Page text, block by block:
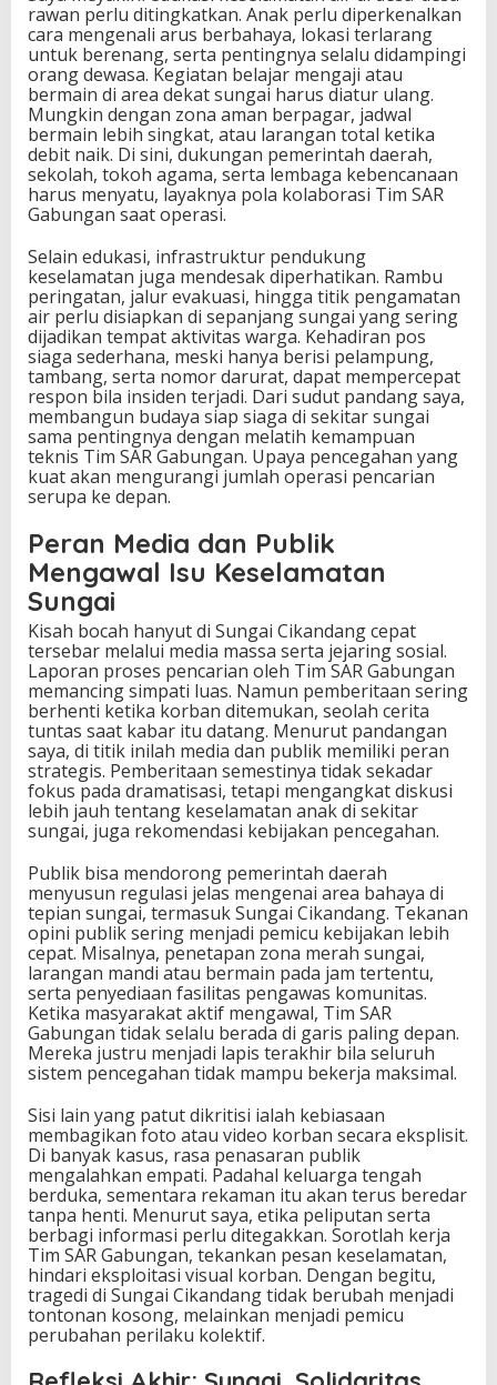
rawan perlu ditingkatkan. Anak perlu diperkenalkan
cara mengenali arus berbahaya, lokasi terlarang
untuk berenang, serta pentingnya selalu didampingi
orang dewasa. Kegiatan belajar mengaji atau
bermain di area dekat sungai harus diatur ulang.
Mungkin dengan zona aman berpagar, jadwal
bermain lebih singkat, atau larangan total ketika
debit naik. Di sini, dukungan pemerintah daerah,
sekolah, tokoh agama, serta lembaga kebencanaan
harus menyatu, layaknya pola kolaborasi Tim SAR
Gabungan saat operasi.
Selain edukasi, infrastruktur pendukung
keselamatan juga mendesak diperhatikan. Rambu
peringatan, jalur evakuasi, hingga titik pengamatan
air perlu disiapkan di sepanjang sungai yang sering
dijadikan tempat aktivitas warga. Kehadiran pos
siaga sederhana, meski hanya berisi pelampung,
tambang, serta nomor darurat, dapat mempercepat
respon bila insiden terjadi. Dari sudut pandang saya,
membangun budaya siap siaga di sekitar sungai
sama pentingnya dengan melatih kemampuan
teknis Tim SAR Gabungan. Upaya pencegahan yang
kuat akan mengurangi jumlah operasi pencarian
serupa ke depan.
Peran Media dan Publik
Mengawal Isu Keselamatan
Sungai
Kisah bocah hanyut di Sungai Cikandang cepat
tersebar melalui media massa serta jejaring sosial.
Laporan proses pencarian oleh Tim SAR Gabungan
memancing simpati luas. Namun pemberitaan sering
berhenti ketika korban ditemukan, seolah cerita
tuntas saat kabar itu datang. Menurut pandangan
saya, di titik inilah media dan publik memiliki peran
strategis. Pemberitaan semestinya tidak sekadar
fokus pada dramatisasi, tetapi mengangkat diskusi
lebih jauh tentang keselamatan anak di sekitar
sungai, juga rekomendasi kebijakan pencegahan.
Publik bisa mendorong pemerintah daerah
menyusun regulasi jelas mengenai area bahaya di
tepian sungai, termasuk Sungai Cikandang. Tekanan
opini publik sering menjadi pemicu kebijakan lebih
cepat. Misalnya, penetapan zona merah sungai,
larangan mandi atau bermain pada jam tertentu,
serta penyediaan fasilitas pengawas komunitas.
Ketika masyarakat aktif mengawal, Tim SAR
Gabungan tidak selalu berada di garis paling depan.
Mereka justru menjadi lapis terakhir bila seluruh
sistem pencegahan tidak mampu bekerja maksimal.
Sisi lain yang patut dikritisi ialah kebiasaan
membagikan foto atau video korban secara eksplisit.
Di banyak kasus, rasa penasaran publik
mengalahkan empati. Padahal keluarga tengah
berduka, sementara rekaman itu akan terus beredar
tanpa henti. Menurut saya, etika peliputan serta
berbagi informasi perlu ditegakkan. Sorotlah kerja
Tim SAR Gabungan, tekankan pesan keselamatan,
hindari eksploitasi visual korban. Dengan begitu,
tragedi di Sungai Cikandang tidak berubah menjadi
tontonan kosong, melainkan menjadi pemicu
perubahan perilaku kolektif.